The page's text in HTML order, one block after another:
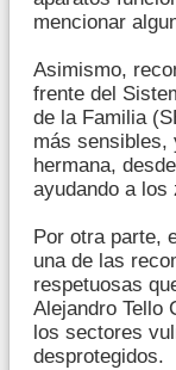
mencionar
Asimismo,
frente del
de la Familia
más sensibles,
hermana,
ayudando a los
Por otra parte,
una de las
respetuosas
Alejandro Tello
los sectores
desprotegidos.